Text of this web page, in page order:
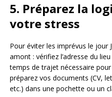
5. Préparez la
votre stress
Pour éviter les imprévus le jour
amont : vérifiez l’adresse du
temps de trajet nécessaire pour
préparez vos documents (CV,
etc.) dans une pochette ou un